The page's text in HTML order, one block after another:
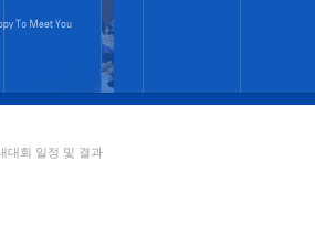
대회 일정 및 결과